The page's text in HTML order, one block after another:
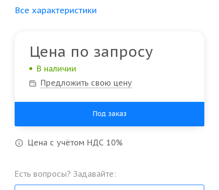
Все характеристики
Цена по запросу
В наличии
Предложить свою цену
Под заказ
Цена с учётом НДС 10%
Есть вопросы? Задавайте: